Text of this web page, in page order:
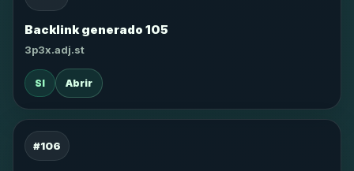
Backlink generado 105
3p3x.adj.st
SI Abrir
#106